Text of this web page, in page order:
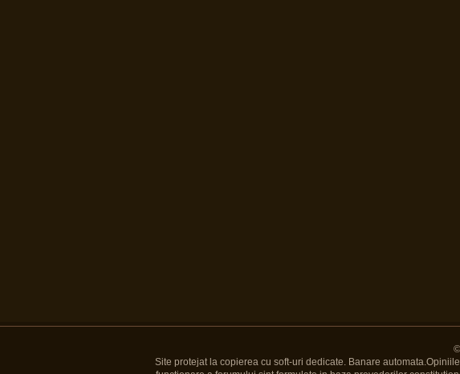
Site protejat la copierea cu soft-uri dedicate. Banare